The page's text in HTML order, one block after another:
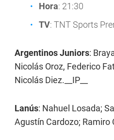
Hora: 21:30
TV: TNT Sports
Argentinos Juniors:
Nicolás Oroz, Federico
Nicolás Diez.__IP__
Lanús: Nahuel Losada;
Agustín Cardozo; Ramiro